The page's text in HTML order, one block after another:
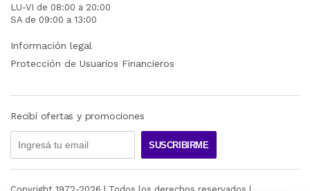
LU-VI de 08:00 a 20:00
SA de 09:00 a 13:00
Información legal
Protección de Usuarios Financieros
Recibí ofertas y promociones
SUSCRIBIRME